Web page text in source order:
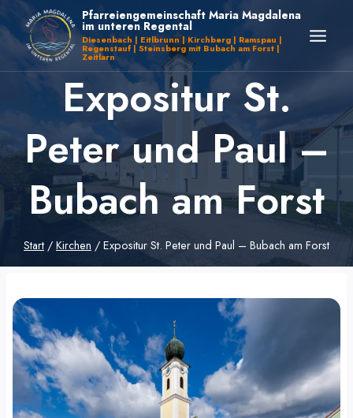
Inhalt
springen
Pfarreiengemeinschaft Maria Magdalena
im unteren Regental
Diesenbach | Eitlbrunn | Kirchberg | Ramspau |
Regenstauf | Steinsberg mit Bubach am Forst |
Zeitlarn
Expositur St.
Peter und Paul –
Bubach am Forst
Start / Kirchen / Expositur St. Peter und Paul – Bubach am Forst